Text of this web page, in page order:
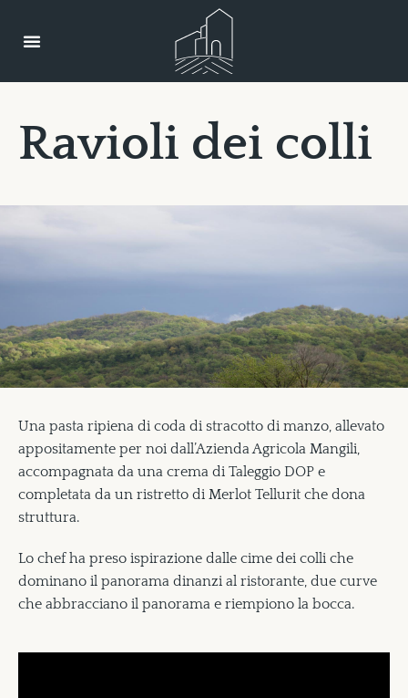
Ravioli dei colli
Una pasta ripiena di coda di stracotto di manzo, allevato
appositamente per noi dall’Azienda Agricola Mangili,
accompagnata da una crema di Taleggio DOP e
completata da un ristretto di Merlot Tellurit che dona
struttura.
Lo chef ha preso ispirazione dalle cime dei colli che
dominano il panorama dinanzi al ristorante, due curve
che abbracciano il panorama e riempiono la bocca.